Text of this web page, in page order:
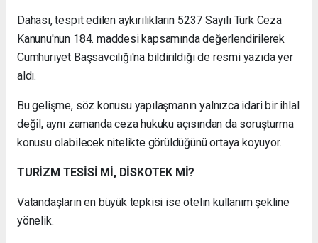
Dahası, tespit edilen aykırılıkların 5237 Sayılı Türk Ceza
Kanunu'nun 184. maddesi kapsamında değerlendirilerek
Cumhuriyet Başsavcılığı'na bildirildiği de resmi yazıda yer
aldı.
Bu gelişme, söz konusu yapılaşmanın yalnızca idari bir ihlal
değil, aynı zamanda ceza hukuku açısından da soruşturma
konusu olabilecek nitelikte görüldüğünü ortaya koyuyor.
TURİZM TESİSİ Mİ, DİSKOTEK Mİ?
Vatandaşların en büyük tepkisi ise otelin kullanım şekline
yönelik.